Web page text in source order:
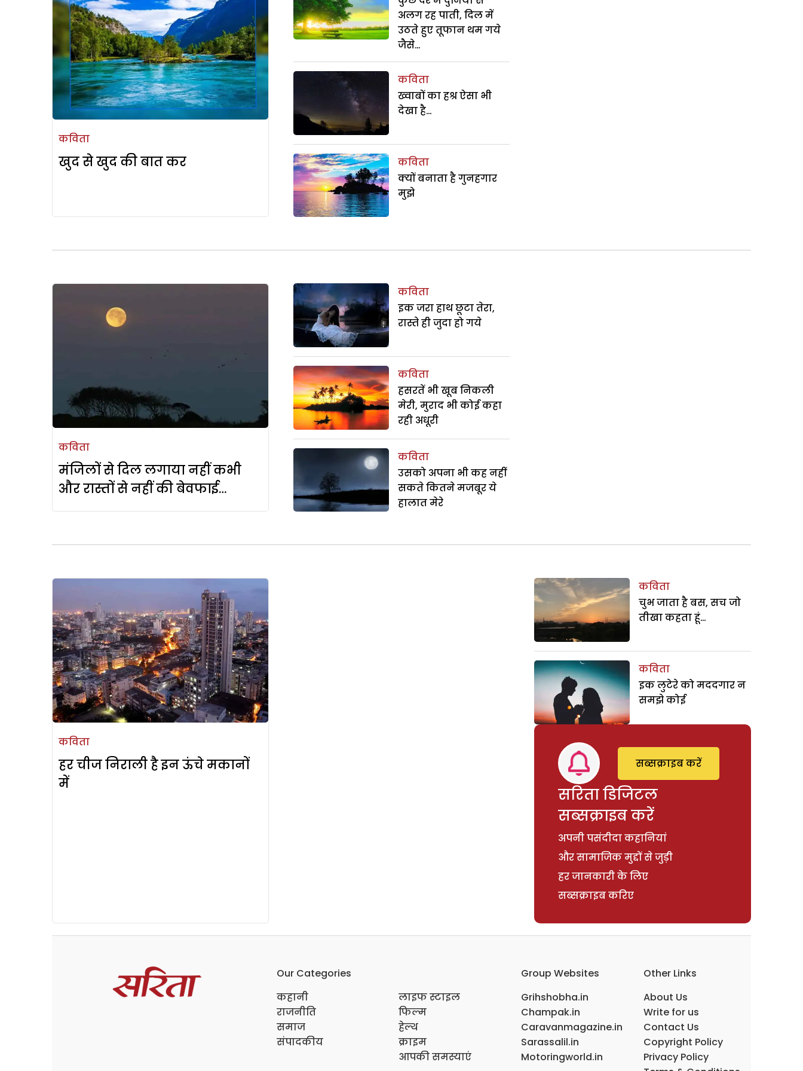
कविता
खुद से खुद की बात कर
अलग रह पाती, दिल में
उठते हुए तूफान थम गये
जैसे…
कविता
ख्वाबों का हश्र ऐसा भी
देखा है…
कविता
क्यों बनाता है गुनहगार
मुझे
कविता
मंजिलों से दिल लगाया नहीं कभी
और रास्तों से नहीं की बेवफाई…
कविता
इक जरा हाथ छूटा तेरा,
रास्ते ही जुदा हो गये
कविता
हसरतें भी खूब निकली
मेरी, मुराद भी कोई कहा
रही अधूरी
कविता
उसको अपना भी कह नहीं
सकते कितने मजबूर ये
हालात मेरे
कविता
हर चीज निराली है इन ऊंचे मकानों
में
कविता
चुभ जाता है बस, सच जो
तीखा कहता हूं…
कविता
इक लुटेरे को मददगार न
समझे कोई
सरिता डिजिटल
सब्सक्राइब करें
अपनी पसंदीदा कहानियां
और सामाजिक मुद्दों से जुड़ी
हर जानकारी के लिए
सब्सक्राइब करिए
सब्सक्राइब करें
Our Categories
कहानी
राजनीति
समाज
संपादकीय
लाइफ स्टाइल
फिल्म
हेल्थ
क्राइम
आपकी समस्याएं
Group Websites
Grihshobha.in
Champak.in
Caravanmagazine.in
Sarassalil.in
Motoringworld.in
Other Links
About Us
Write for us
Contact Us
Copyright Policy
Privacy Policy